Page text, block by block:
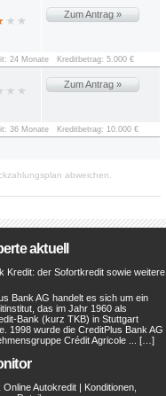
Zum Antrag »
24 Monate Kreditbetrag: 5.000 €
Zum Antrag »
36 Monate Kreditbetrag: 10.000 €
abweichen.
aktuell
Kredit: der Sofortkredit sowie weitere
Bank AG handelt es sich um ein
das im Jahr 1960 als
Bank (kurz TKB) in Stuttgart
1998 wurde die CreditPlus Bank AG
Crédit Agricole ... […]
Autokredit | Konditionen,